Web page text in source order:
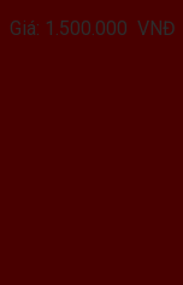
Giá: 1.500.000 VNĐ